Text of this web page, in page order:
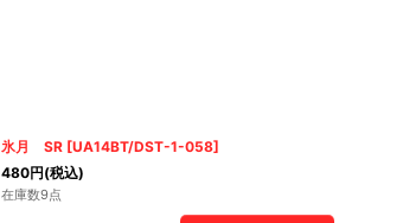
氷月 SR [UA14BT/DST-1-058]
480円(税込)
在庫数9点